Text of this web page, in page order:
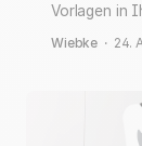
Vorlagen in
Wiebke · 24.